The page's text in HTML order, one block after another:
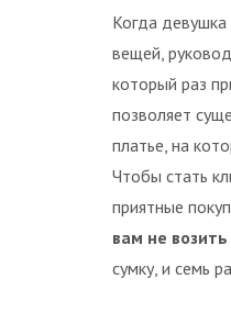
Когда девушка
вещей,
который раз
позволяет
платье, на
Чтобы стать
приятные
вам не
сумку, и семь